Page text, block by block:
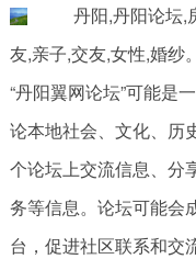
丹阳,丹阳论坛,
友,亲子,交友,女性,婚纱。
“丹阳翼网论坛”可能是
论本地社会、文化、历
个论坛上交流信息、分
务等信息。论坛可能会
台，促进社区联系和交流